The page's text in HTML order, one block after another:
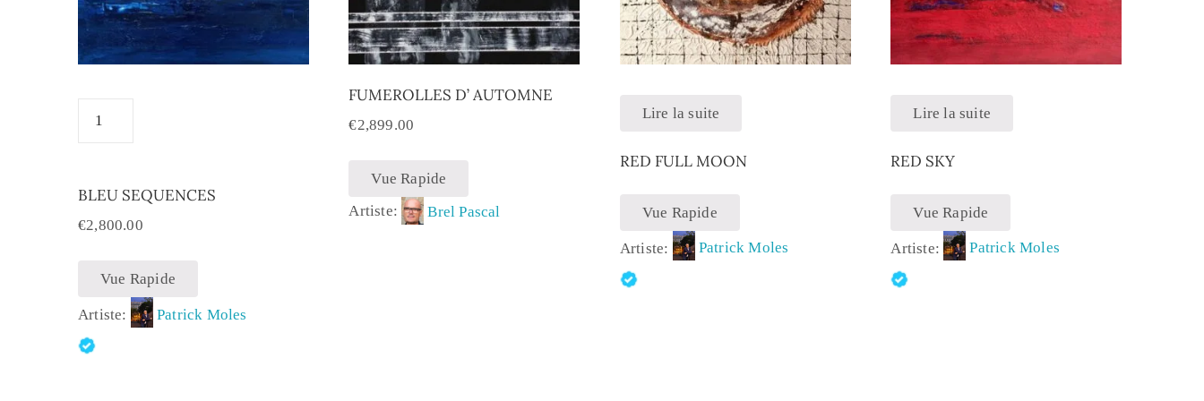
BLEU SEQUENCES
€2,800.00
Vue Rapide
Artiste: Patrick Moles
FUMEROLLES D’ AUTOMNE
€2,899.00
Vue Rapide
Artiste:
Brel Pascal
Lire la suite
RED FULL MOON
Vue Rapide
Artiste: Patrick Moles
Lire la suite
RED SKY
Vue Rapide
Artiste: Patrick Moles